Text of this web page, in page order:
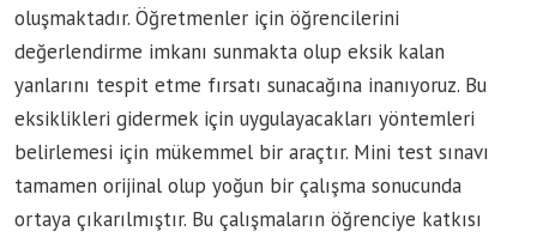
oluşmaktadır. Öğretmenler için öğrencilerini
değerlendirme imkanı sunmakta olup eksik kalan
yanlarını tespit etme fırsatı sunacağına inanıyoruz. Bu
eksiklikleri gidermek için uygulayacakları yöntemleri
belirlemesi için mükemmel bir araçtır. Mini test sınavı
tamamen orijinal olup yoğun bir çalışma sonucunda
ortaya çıkarılmıştır. Bu çalışmaların öğrenciye katkısı